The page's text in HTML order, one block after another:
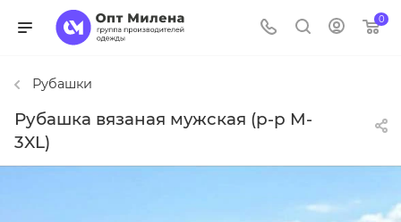
0
Рубашки
Рубашка вязаная мужская (р-р M-
3XL)